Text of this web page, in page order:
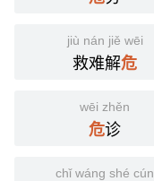
jiù nán jiě wēi
救难解危
wēi zhěn
危诊
chǐ wáng shé cún